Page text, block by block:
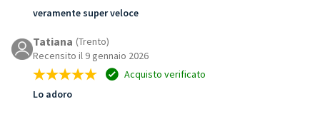
veramente super veloce
Tatiana (Trento)
Recensito il 9 gennaio 2026
Acquisto verificato
Lo adoro